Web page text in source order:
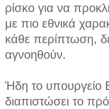
ρίσκο για να
με πιο εθνικά
κάθε περίπτωση,
αγνοηθούν.
Ήδη το υπουργείο
διαπιστώσει το